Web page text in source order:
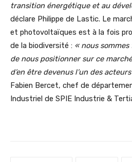
transition énergétique et au
déclare Philippe de Lastic. Le
et photovoltaïques est à la fois
de la biodiversité : « nous
de nous positionner sur ce
d’en être devenus l’un des
Fabien Bercet, chef de
Industriel de SPIE Industrie &